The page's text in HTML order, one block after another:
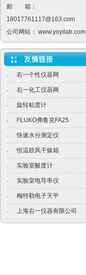
邮 箱：
18017761117@163.com
公司网站： www.yoyilab.com
· 右一个性仪器网
· 右一化工仪器网
· 旋转粘度计
· FLUKO弗鲁克FA25
· 快速水分测定仪
· 恒温鼓风干燥箱
· 实验室酸度计
· 实验室电导率仪
· 梅特勒电子天平
· 上海右一仪器有限公司